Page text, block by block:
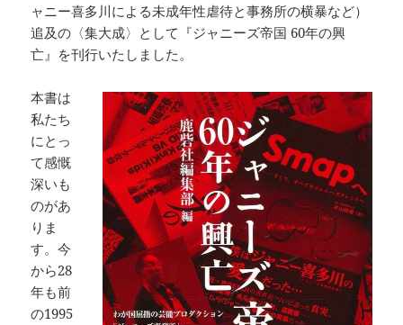
ャニー喜多川による未成年性虐待と事務所の横暴など）
追及の〈集大成〉として『ジャニーズ帝国 60年の興
亡』を刊行いたしました。
本書は
私たち
にとっ
て感慨
深いも
のがあ
りま
す。今
から28
年も前
の1995